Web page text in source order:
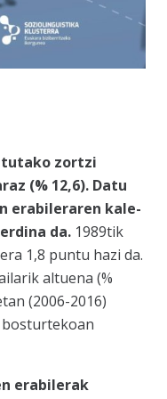
zortzi
(% 12,6). Datu
erabileraren kale-
da. 1989tik
1,8 puntu hazi da.
altuena (%
(2006-2016)
bosturtekoan
erabilerak